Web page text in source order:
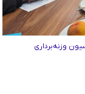
وزنه‌برداری